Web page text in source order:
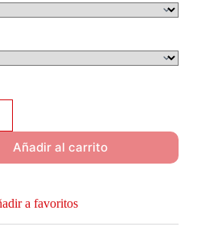
Añadir al carrito
a favoritos